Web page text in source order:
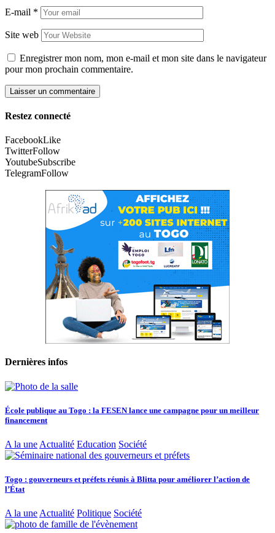
E-mail *
Site web
Enregistrer mon nom, mon e-mail et mon site dans le navigateur
pour mon prochain commentaire.
Restez connecté
FacebookLike
TwitterFollow
YoutubeSubscribe
TelegramFollow
Dernières infos
École publique au Togo : la FESEN lance une campagne pour un meilleur
financement
A la une Actualité Education Société
Togo : gouverneurs et préfets réunis à Blitta pour améliorer l’action de
l’État
A la une Actualité Politique Société